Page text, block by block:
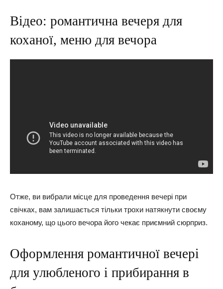
Відео: романтична вечеря для
коханої, меню для вечора
Отже, ви вибрали місце для проведення вечері при
свічках, вам залишається тільки трохи натякнути своєму
коханому, що цього вечора його чекає приємний сюрприз.
Оформлення романтичної вечері
для улюбленого і прибирання в